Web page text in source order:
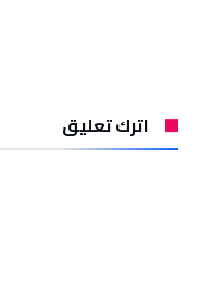
اترك تعليق